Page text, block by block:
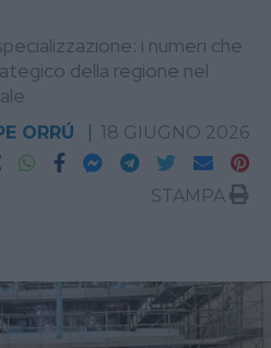
i numeri che
della regione nel
ORRÚ 18 GIUGNO 2026
STAMPA